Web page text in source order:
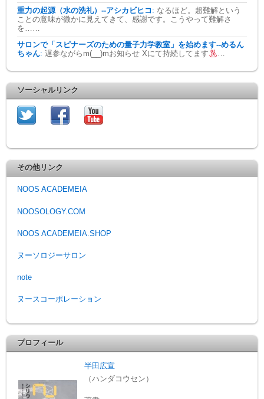
重力の起源（水の洗礼）--アシカビヒコ : なるほど。超難解という
ことの意味が微かに見えてきて、感謝です。こうやって難解さ
を……
サロンで「スピナーズのための量子力学教室」を始めます--めるん
ちゃん: 遅参ながらm(__)mお知らせ Xにて持続してます …
ソーシャルリンク
その他リンク
NOOS ACADEMEIA
NOOSOLOGY.COM
NOOS ACADEMEIA.SHOP
ヌーソロジーサロン
note
ヌースコーポレーション
プロフィール
半田広宣
（ハンダコウセン）